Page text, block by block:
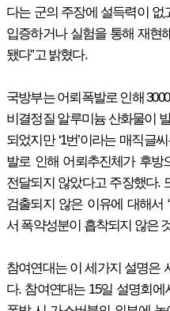
다는 군의 주장에 설득력이
입증하거나 실험을 통해 재현
됐다”고 밝혔다.
국방부는 어뢰폭발로 인해
비결정질 알루미늄 산화물이
되었지만 ‘1번’이라는 매직글
발로 인해 어뢰추진체가 후방
전달되지 않았다고 주장했다.
검출되지 않은 이유에 대해서
서 폭약성분이 흡착되지 않은
참여연대는 이 세가지 설명은
다. 참여연대는 15일 설명회